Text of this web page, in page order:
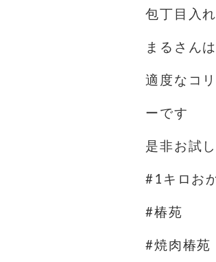
包丁目入
まるさん
適度なコ
ーです
是非お試
#1キロお
#椿苑
#焼肉椿苑